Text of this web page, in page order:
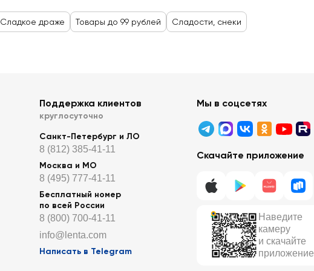
Сладкое драже Товары до 99 рублей Сладости, снеки
Поддержка клиентов
круглосуточно
Санкт-Петербург и ЛО
8 (812) 385-41-11
Москва и МО
8 (495) 777-41-11
Бесплатный номер
по всей России
8 (800) 700-41-11
info@lenta.com
Написать в Telegram
Мы в соцсетях
Скачайте приложение
Наведите
камеру
и скачайте
приложение